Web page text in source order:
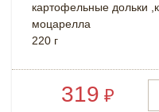
картофельные дольки
моцарелла
220 г
319 ₽